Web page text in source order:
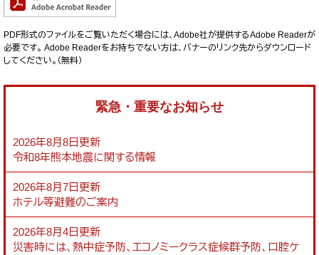
PDF形式のファイルをご覧いただく場合には、Adobe社が提供するAdobe Readerが
必要です。 Adobe Readerをお持ちでない方は、バナーのリンク先からダウンロード
してください。（無料）
緊急・重要なお知らせ
2026年8月8日更新
令和8年熊本地震に関する情報
2026年8月7日更新
ホテル等避難のご案内
2026年8月4日更新
災害時には、熱中症予防、エコノミークラス症候群予防、口腔ケ